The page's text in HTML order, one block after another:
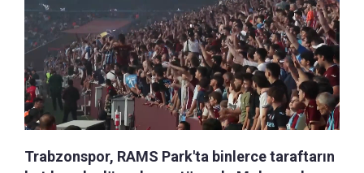
Trabzonspor, RAMS Park'ta binlerce taraftarın